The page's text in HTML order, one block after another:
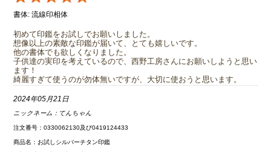
書体: 流線印相体
初めて印鑑をお試しでお願いしました。
想像以上の素敵な印鑑が届いて、とても嬉しいです。
他の書体でも欲しくなりました。
子供達の実印を考えているので、西野工房さんにお願いしようと思い
ます！
綺麗すぎて使うのが勿体無いですが、大切に使おうと思います。
2024年05月21日
ニックネーム： てんちゃん
注文番号：0330062130及び0419124433
商品名：お試しシルバーチタン印鑑